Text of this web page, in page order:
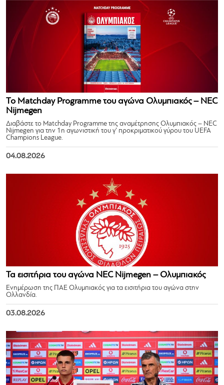
Το Matchday Programme του αγώνα Ολυμπιακός – NEC
Nijmegen
Διαβάστε το Matchday Programme της αναμέτρησης Ολυμπιακός – NEC
Nijmegen για την 1η αγωνιστική του γ’ προκριματικού γύρου του UEFA
Champions League.
04.08.2026
Τα εισιτήρια του αγώνα NEC Nijmegen – Ολυμπιακός
Ενημέρωση της ΠΑΕ Ολυμπιακός για τα εισιτήρια του αγώνα στην
Ολλανδία.
03.08.2026